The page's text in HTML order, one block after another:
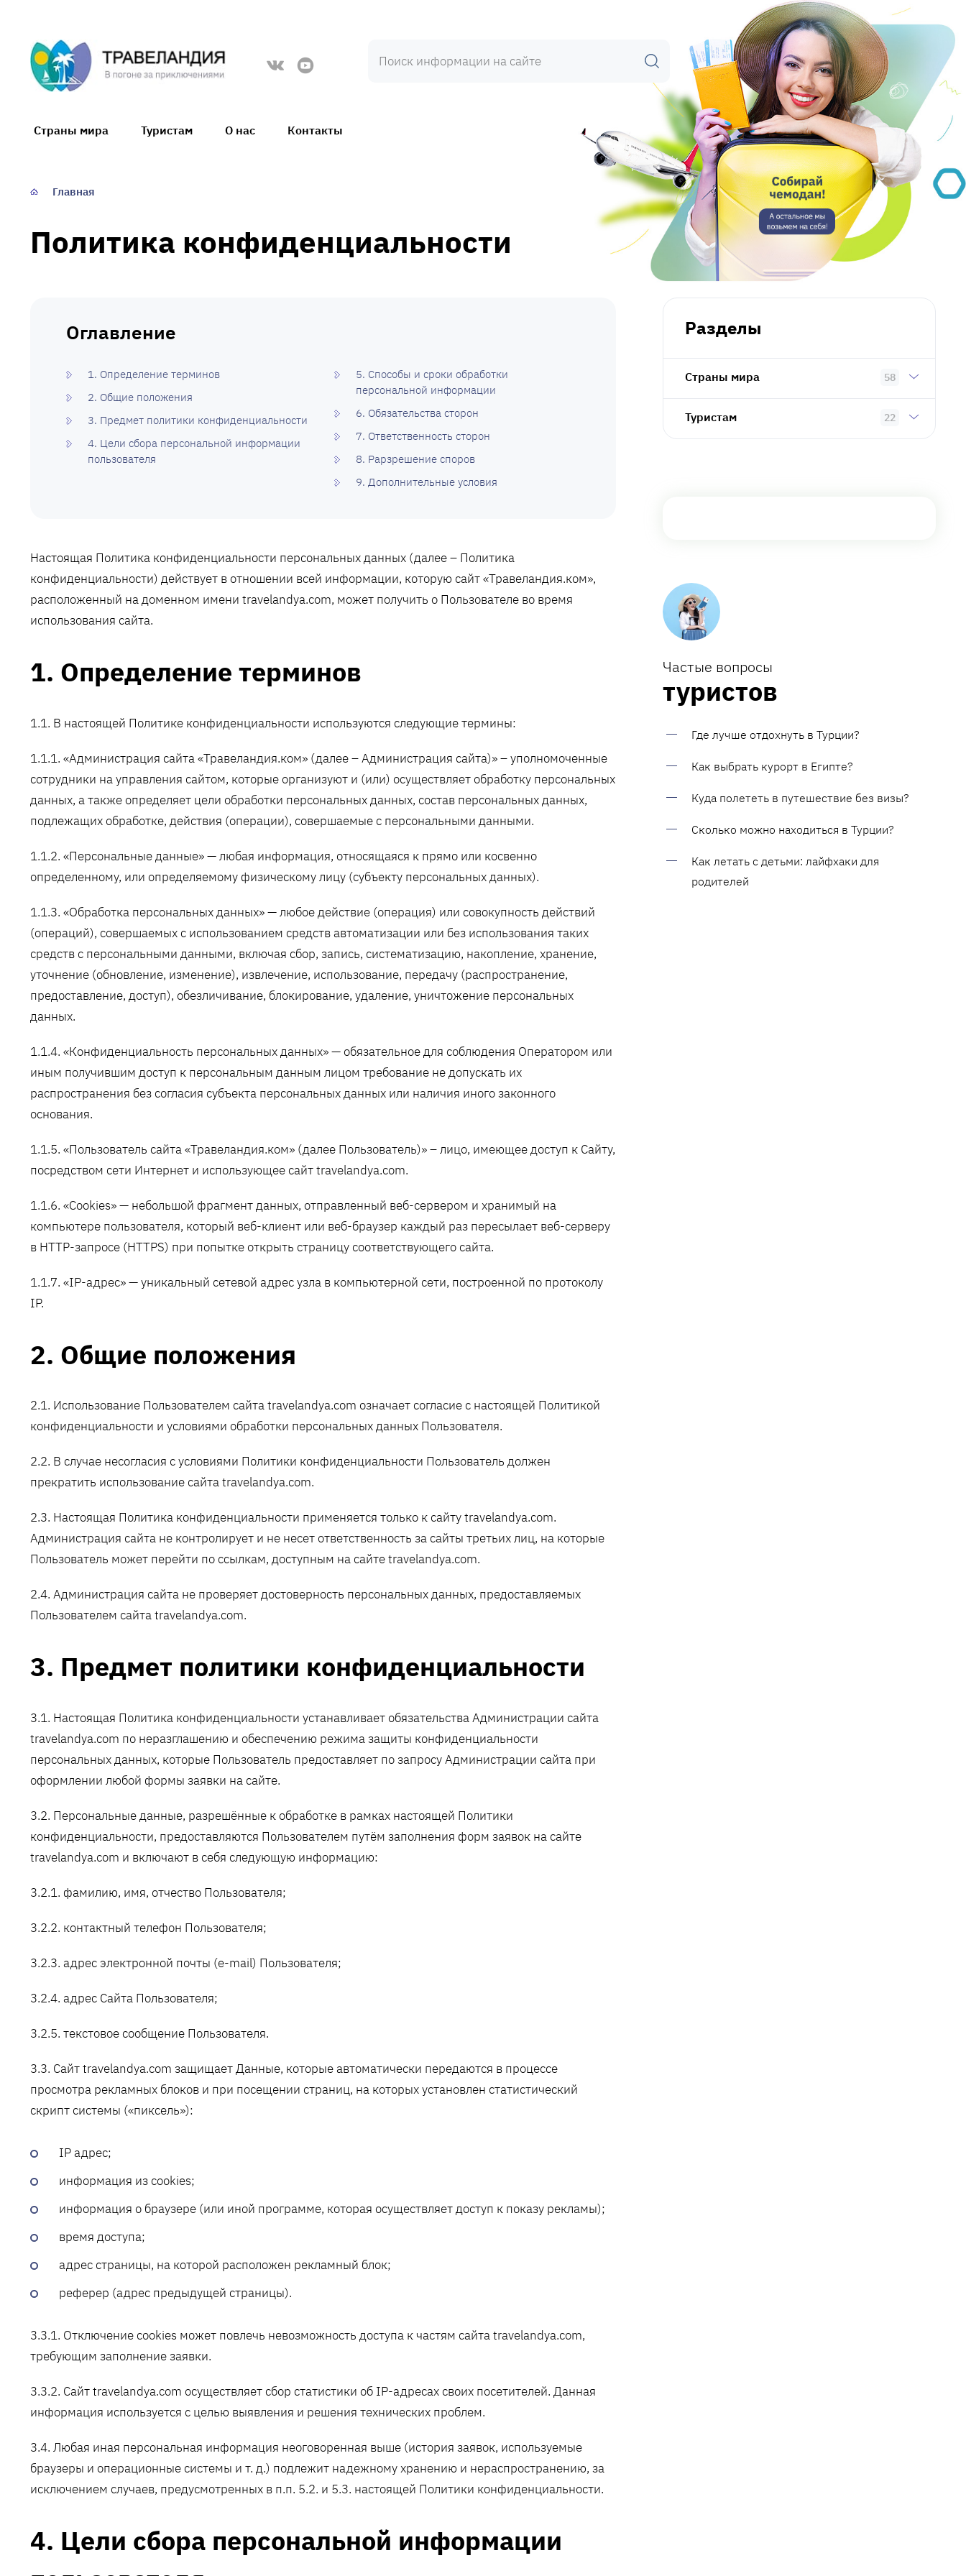
Травеландия
Страны мира Туристам О нас Контакты
Главная
Политика конфиденциальности
Оглавление
1. Определение терминов
2. Общие положения
3. Предмет политики конфиденциальности
4. Цели сбора персональной информации
пользователя
5. Способы и сроки обработки
персональной информации
6. Обязательства сторон
7. Ответственность сторон
8. Рарзрешение споров
9. Дополнительные условия
Настоящая Политика конфиденциальности персональных данных (далее – Политика
конфиденциальности) действует в отношении всей информации, которую сайт «Травеландия.ком»,
расположенный на доменном имени travelandya.com, может получить о Пользователе во время
использования сайта.
1. Определение терминов
1.1. В настоящей Политике конфиденциальности используются следующие термины:
1.1.1. «Администрация сайта «Травеландия.ком» (далее – Администрация сайта)» – уполномоченные
сотрудники на управления сайтом, которые организуют и (или) осуществляет обработку персональных
данных, а также определяет цели обработки персональных данных, состав персональных данных,
подлежащих обработке, действия (операции), совершаемые с персональными данными.
1.1.2. «Персональные данные» — любая информация, относящаяся к прямо или косвенно
определенному, или определяемому физическому лицу (субъекту персональных данных).
1.1.3. «Обработка персональных данных» — любое действие (операция) или совокупность действий
(операций), совершаемых с использованием средств автоматизации или без использования таких
средств с персональными данными, включая сбор, запись, систематизацию, накопление, хранение,
уточнение (обновление, изменение), извлечение, использование, передачу (распространение,
предоставление, доступ), обезличивание, блокирование, удаление, уничтожение персональных
данных.
1.1.4. «Конфиденциальность персональных данных» — обязательное для соблюдения Оператором или
иным получившим доступ к персональным данным лицом требование не допускать их
распространения без согласия субъекта персональных данных или наличия иного законного
основания.
1.1.5. «Пользователь сайта «Травеландия.ком» (далее Пользователь)» – лицо, имеющее доступ к Сайту,
посредством сети Интернет и использующее сайт travelandya.com.
1.1.6. «Cookies» — небольшой фрагмент данных, отправленный веб-сервером и хранимый на
компьютере пользователя, который веб-клиент или веб-браузер каждый раз пересылает веб-серверу
в HTTP-запросе (HTTPS) при попытке открыть страницу соответствующего сайта.
1.1.7. «IP-адрес» — уникальный сетевой адрес узла в компьютерной сети, построенной по протоколу
IP.
2. Общие положения
2.1. Использование Пользователем сайта travelandya.com означает согласие с настоящей Политикой
конфиденциальности и условиями обработки персональных данных Пользователя.
2.2. В случае несогласия с условиями Политики конфиденциальности Пользователь должен
прекратить использование сайта travelandya.com.
2.3. Настоящая Политика конфиденциальности применяется только к сайту travelandya.com.
Администрация сайта не контролирует и не несет ответственность за сайты третьих лиц, на которые
Пользователь может перейти по ссылкам, доступным на сайте travelandya.com.
2.4. Администрация сайта не проверяет достоверность персональных данных, предоставляемых
Пользователем сайта travelandya.com.
3. Предмет политики конфиденциальности
3.1. Настоящая Политика конфиденциальности устанавливает обязательства Администрации сайта
travelandya.com по неразглашению и обеспечению режима защиты конфиденциальности
персональных данных, которые Пользователь предоставляет по запросу Администрации сайта при
оформлении любой формы заявки на сайте.
3.2. Персональные данные, разрешённые к обработке в рамках настоящей Политики
конфиденциальности, предоставляются Пользователем путём заполнения форм заявок на сайте
travelandya.com и включают в себя следующую информацию:
3.2.1. фамилию, имя, отчество Пользователя;
3.2.2. контактный телефон Пользователя;
3.2.3. адрес электронной почты (e-mail) Пользователя;
3.2.4. адрес Сайта Пользователя;
3.2.5. текстовое сообщение Пользователя.
3.3. Сайт travelandya.com защищает Данные, которые автоматически передаются в процессе
просмотра рекламных блоков и при посещении страниц, на которых установлен статистический
скрипт системы («пиксель»):
IP адрес;
информация из cookies;
информация о браузере (или иной программе, которая осуществляет доступ к показу рекламы);
время доступа;
адрес страницы, на которой расположен рекламный блок;
реферер (адрес предыдущей страницы).
3.3.1. Отключение cookies может повлечь невозможность доступа к частям сайта travelandya.com,
требующим заполнение заявки.
3.3.2. Сайт travelandya.com осуществляет сбор статистики об IP-адресах своих посетителей. Данная
информация используется с целью выявления и решения технических проблем.
3.4. Любая иная персональная информация неоговоренная выше (история заявок, используемые
браузеры и операционные системы и т. д.) подлежит надежному хранению и нераспространению, за
исключением случаев, предусмотренных в п.п. 5.2. и 5.3. настоящей Политики конфиденциальности.
4. Цели сбора персональной информации
Разделы
Страны мира 58
Туристам 22
Частые вопросы
туристов
Где лучше отдохнуть в Турции?
Как выбрать курорт в Египте?
Куда полететь в путешествие без визы?
Сколько можно находиться в Турции?
Как летать с детьми: лайфхаки для
родителей